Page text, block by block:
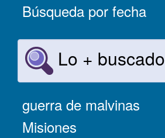
Búsqueda por fecha
Lo + buscado
guerra de malvinas
Misiones